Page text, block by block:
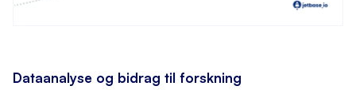
Dataanalyse og bidrag til forskning